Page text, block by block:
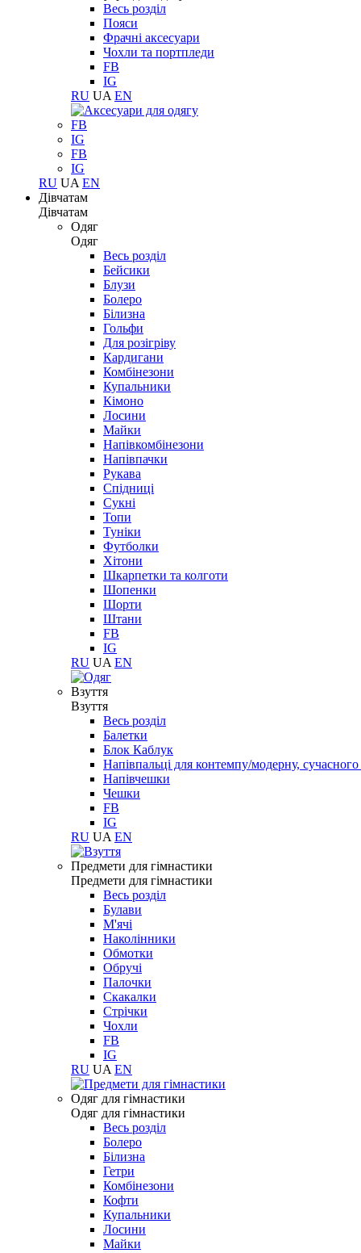
Весь розділ
Пояси
Фрачні аксесуари
Чохли та портпледи
FB
IG
RU UA EN
FB
IG
FB
IG
RU UA EN
Дівчатам
Дівчатам
Одяг
Одяг
Весь розділ
Бейсики
Блузи
Болеро
Білизна
Гольфи
Для розігріву
Кардигани
Комбінезони
Купальники
Кімоно
Лосини
Майки
Напівкомбінезони
Напівпачки
Рукава
Спідниці
Сукні
Топи
Туніки
Футболки
Хітони
Шкарпетки та колготи
Шопенки
Шорти
Штани
FB
IG
RU UA EN
Взуття
Взуття
Весь розділ
Балетки
Блок Каблук
Напівпальці для контемпу/модерну,
Напівчешки
Чешки
FB
IG
RU UA EN
Предмети для гімнастики
Предмети для гімнастики
Весь розділ
Булави
М'ячі
Наколінники
Обмотки
Обручі
Палочки
Скакалки
Стрічки
Чохли
FB
IG
RU UA EN
Одяг для гімнастики
Одяг для гімнастики
Весь розділ
Болеро
Білизна
Гетри
Комбінезони
Кофти
Купальники
Лосини
Майки